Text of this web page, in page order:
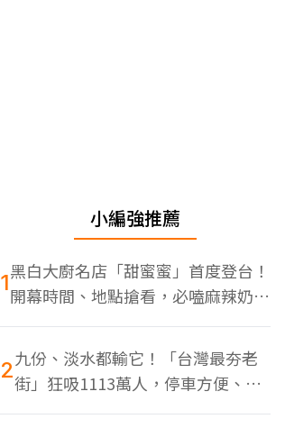
小編強推薦
1黑白大廚名店「甜蜜蜜」首度登台！
開幕時間、地點搶看，必嗑麻辣奶油
蝦
2九份、淡水都輸它！「台灣最夯老
街」狂吸1113萬人，停車方便、特
色美食多